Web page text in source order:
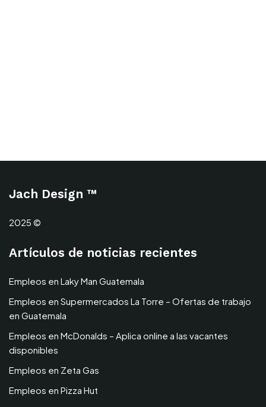
Jach Design ™
2025 ©
Artículos de noticias recientes
Empleos en Laky Man Guatemala
Empleos en Supermercados La Torre – Ofertas de trabajo
en Guatemala
Empleos en McDonalds – Aplica online a las vacantes
disponibles
Empleos en Zeta Gas
Empleos en Pizza Hut